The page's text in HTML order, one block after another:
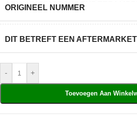
ORIGINEEL NUMMER
DIT BETREFT EEN
- +
Toevoegen Aan